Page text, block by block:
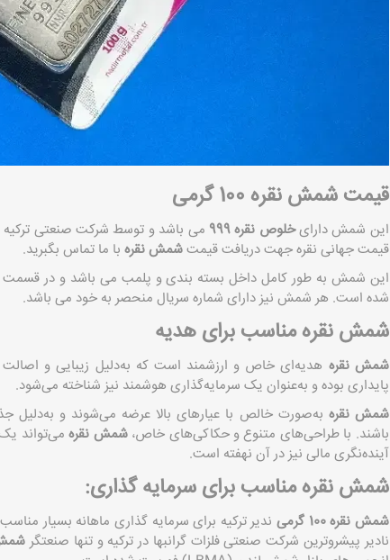
قیمت شمش نقره 100 گرمی
این شمش دارایخلوص نقره 999
قیمت جهانی نقره جهت دریافت قیمتشمش نقره با ما تماس بگبرید.
شده است. هر شمش نیز دارای شماره سریال منحصر به خود می باشد.
شمش نقره مناسب برای هدیه
شمش نقره هدیه‌ای خاص و ارزشمند است که به‌دلیل زیبایی و
پایداری بوده و به‌عنوان یک سرمایه‌گذاری هوشمند نیز شناخته می‌شود.
شمش‌ نقره به‌صورت خالص با عیارهای بالا عرضه می‌شوند و به‌دلیل
باشند. با طراحی‌های متنوع و حکاکی‌های خاص،شمش نقرهمی‌تواند یک
آینده‌نگری مالی نیز در آن نهفته است.
شمش نقره مناسب برای سرمایه گذاری:
شمش نقره 100 گرمی
ندیر ترکیه برای سرمایه گذاری ماهانه بسیار
نادیر پیشروترین شرکت صنعتی فلزات گرانبها در ترکیه و تنها صنعتگر شمش